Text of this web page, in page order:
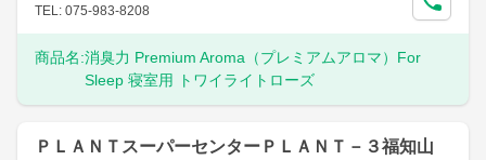
TEL: 075-983-8208
商品名:消臭力 Premium Aroma（プレミアムアロマ）For
Sleep 寝室用 トワイライトローズ
ＰＬＡＮＴスーパーセンターＰＬＡＮＴ－３福知山